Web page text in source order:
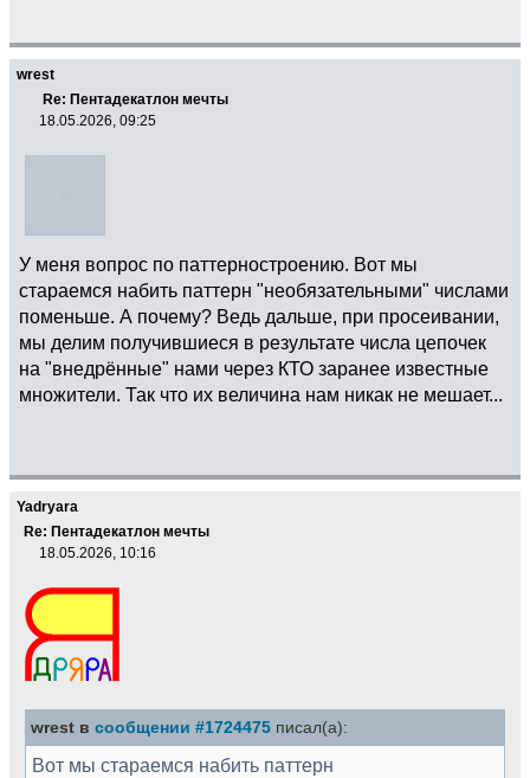
wrest
Re: Пентадекатлон мечты
18.05.2026, 09:25
У меня вопрос по паттерностроению. Вот мы
стараемся набить паттерн "необязательными" числами
поменьше. А почему? Ведь дальше, при просеивании,
мы делим получившиеся в результате числа цепочек
на "внедрённые" нами через КТО заранее известные
множители. Так что их величина нам никак не мешает...
Yadryara
Re: Пентадекатлон мечты
18.05.2026, 10:16
wrest в сообщении #1724475 писал(а):
Вот мы стараемся набить паттерн